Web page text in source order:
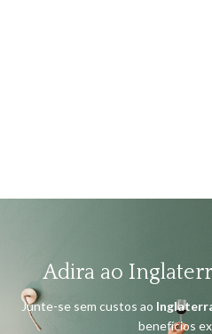
desconto exclusivo no
Adira ao
Junte-se sem custos ao
benefícios